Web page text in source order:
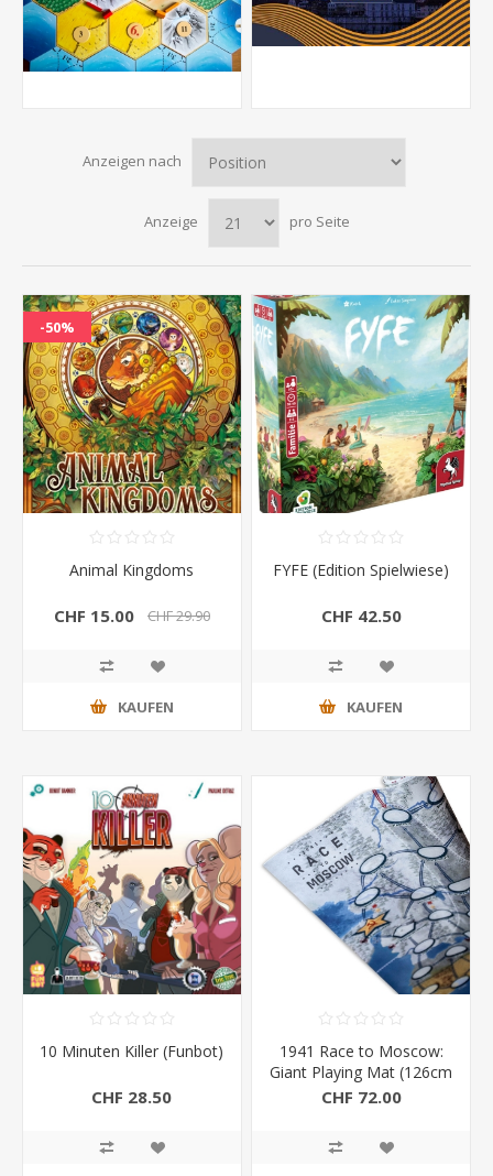
Anzeigen nach
Anzeige pro Seite
-50%
Animal Kingdoms
CHF 15.00 CHF 29.90
KAUFEN
FYFE (Edition Spielwiese)
CHF 42.50
KAUFEN
10 Minuten Killer (Funbot)
CHF 28.50
1941 Race to Moscow:
Giant Playing Mat (126cm
x 84cm)
CHF 72.00